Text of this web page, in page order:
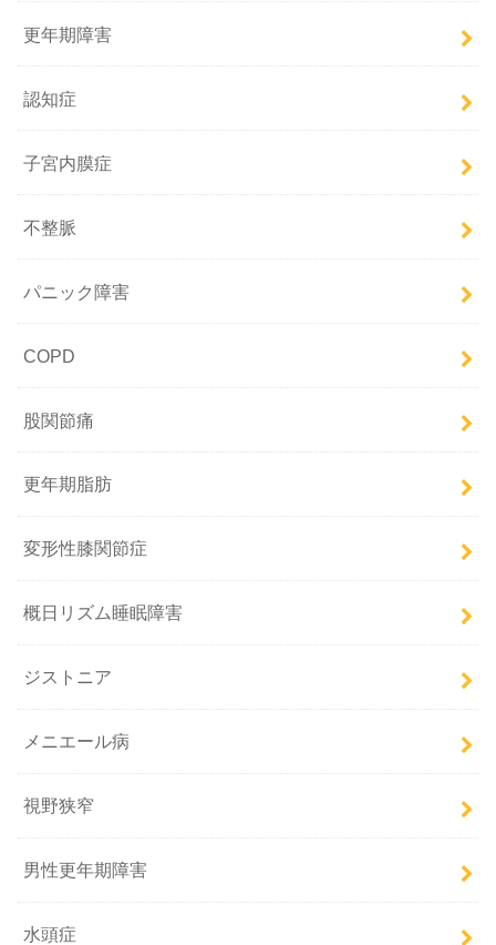
更年期障害
認知症
子宮内膜症
不整脈
パニック障害
COPD
股関節痛
更年期脂肪
変形性膝関節症
概日リズム睡眠障害
ジストニア
メニエール病
視野狭窄
男性更年期障害
水頭症